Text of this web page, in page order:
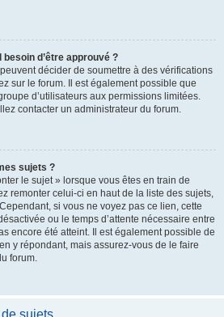
d’être approuvé ?
décider de soumettre à des vérifications
sur le forum. Il est également possible que
d’utilisateurs aux permissions limitées.
contacter un administrateur du forum.
sujets ?
le sujet » lorsque vous êtes en train de
remonter celui-ci en haut de la liste des sujets,
si vous ne voyez pas ce lien, cette
ou le temps d’attente nécessaire entre
encore été atteint. Il est également possible de
y répondant, mais assurez-vous de le faire
forum.
sujets